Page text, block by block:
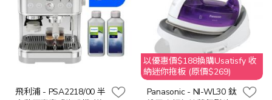
飛利浦 - PSA2218/00 半
以優惠價$188換購Usatisfy 收
納迷你拖板 (原價$269)
Panasonic - NI-WL30 鈦